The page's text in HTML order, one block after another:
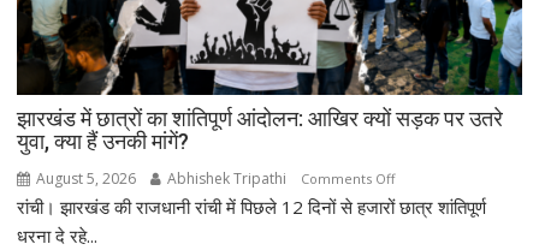
बड़ी
संख्या
में
जुटे
शिक्षाविद्
प्रबुद्धजन
झारखंड में छात्रों का शांतिपूर्ण आंदोलन: आखिर क्यों सड़क पर उतरे
युवा, क्या हैं उनकी मांगें?
August 5, 2026 Abhishek Tripathi Comments Offon
झारखंड
रांची। झारखंड की राजधानी रांची में पिछले 12 दिनों से हजारों छात्र शांतिपूर्ण
धरना दे रहे...